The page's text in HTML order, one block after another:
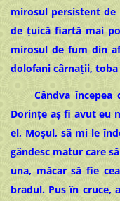
mirosul persistent
de țuică fiartă mai
mirosul de fum din
dolofani cârnații, toba
Cândva începea
Dorințe aș fi avut eu
el, Moșul, să mi le
gândesc matur care
una, măcar să fie
bradul. Pus în cruce,